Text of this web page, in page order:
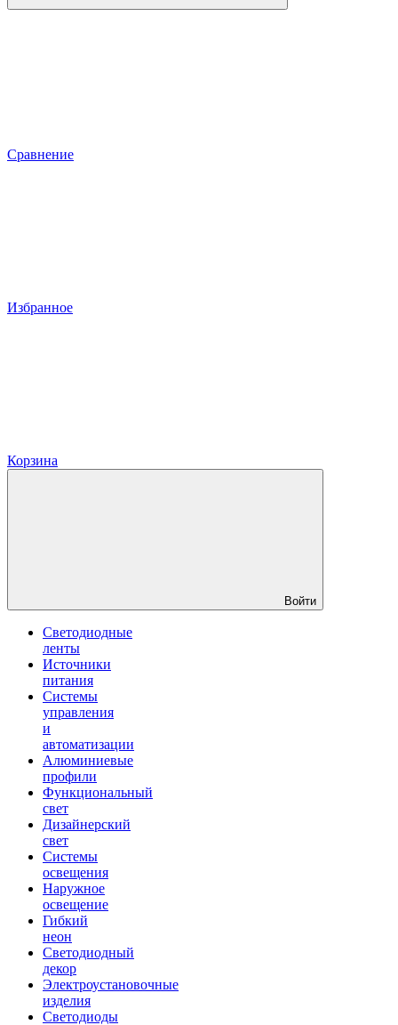
Сравнение
Избранное
Корзина
Войти
Светодиодные
ленты
Источники
питания
Системы
управления
и
автоматизации
Алюминиевые
профили
Функциональный
свет
Дизайнерский
свет
Системы
освещения
Наружное
освещение
Гибкий
неон
Светодиодный
декор
Электроустановочные
изделия
Светодиоды